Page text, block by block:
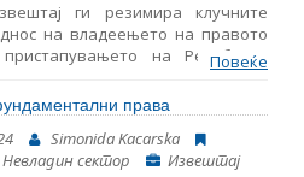
ги резимира клучните
на владеењето на правото
на Република
во ЕУ за периодот октомври-
година. Во него се дадени
на основните аспекти за
ЕУ, како и главните настани
на демократските
Повеќе
права
Simonida Kacarska
Невладин сектор Извештај